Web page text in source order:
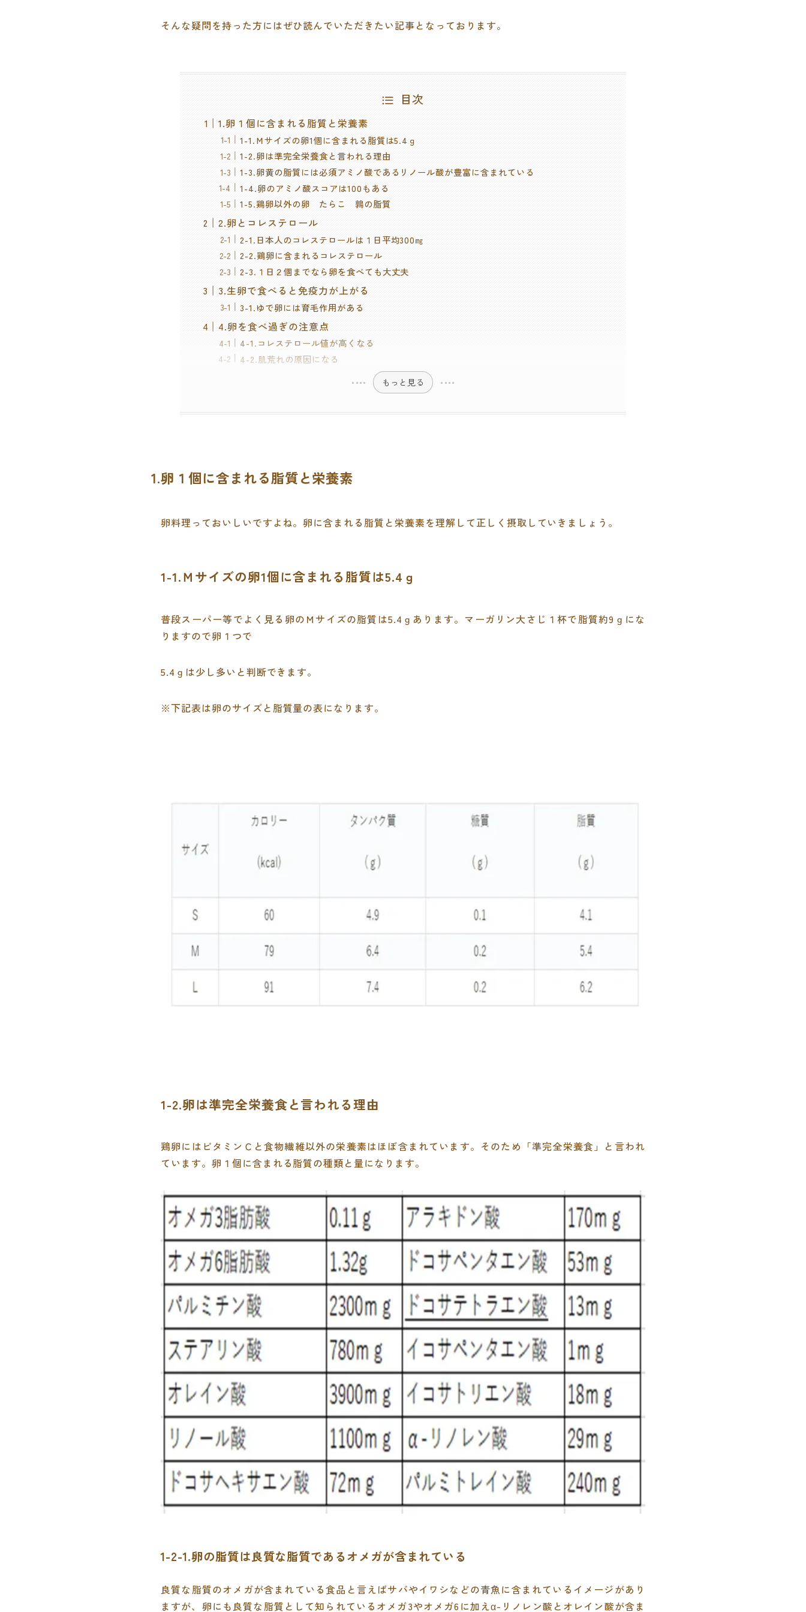
そんな疑問を持った方にはぜひ読んでいただきたい記事となっております。
目次
1.卵１個に含まれる脂質と栄養素
1-1.Ｍサイズの卵1個に含まれる脂質は5.4ｇ
1-2.卵は準完全栄養食と言われる理由
1-3.卵黄の脂質には必須アミノ酸であるリノール酸が豊富に含まれている
1-4.卵のアミノ酸スコアは100もある
1-5.鶏卵以外の卵 たらこ 鶉の脂質
2.卵とコレステロール
2-1.日本人のコレステロールは１日平均300㎎
2-2.鶏卵に含まれるコレステロール
2-3.１日２個までなら卵を食べても大丈夫
3.生卵で食べると免疫力が上がる
3-1.ゆで卵には育毛作用がある
4.卵を食べ過ぎの注意点
4-1.コレステロール値が高くなる
4-2.肌荒れの原因になる
もっと見る
1.卵１個に含まれる脂質と栄養素
卵料理っておいしいですよね。卵に含まれる脂質と栄養素を理解して正しく摂取していきましょう。
1-1.Ｍサイズの卵1個に含まれる脂質は5.4ｇ
普段スーパー等でよく見る卵のＭサイズの脂質は5.4ｇあります。マーガリン大さじ１杯で脂質約9ｇにな
りますので卵１つで
5.4ｇは少し多いと判断できます。
※下記表は卵のサイズと脂質量の表になります。
1-2.卵は準完全栄養食と言われる理由
鶏卵にはビタミンＣと食物繊維以外の栄養素はほぼ含まれています。そのため「準完全栄養食」と言われ
ています。卵１個に含まれる脂質の種類と量になります。
1-2-1.卵の脂質は良質な脂質であるオメガが含まれている
良質な脂質のオメガが含まれている食品と言えばサバやイワシなどの青魚に含まれているイメージがあり
ますが、卵にも良質な脂質として知られているオメガ3やオメガ6に加えα-リノレン酸とオレイン酸が含ま